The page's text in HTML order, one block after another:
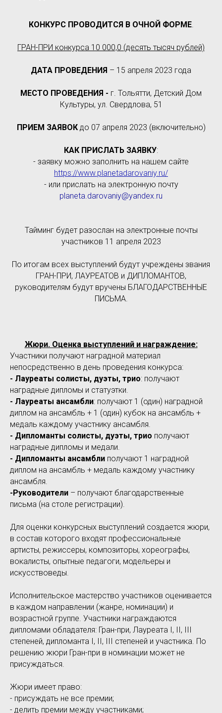
КОНКУРС ПРОВОДИТСЯ В ОЧНОЙ ФОРМЕ.
ГРАН-ПРИ конкурса 10 000,0 (десять тысяч рублей)
ДАТА ПРОВЕДЕНИЯ – 15 апреля 2023 года
МЕСТО ПРОВЕДЕНИЯ - г. Тольятти, Детский Дом
Культуры, ул. Свердлова, 51
ПРИЕМ ЗАЯВОКдо 07 апреля 2023 (включительно)
КАК ПРИСЛАТЬ ЗАЯВКУ:
- заявку можно заполнить на нашем сайте
https://www.planetadarovaniy.ru/
- или прислать на электронную почту
planeta.darovaniy@yandex.ru
Тайминг будет разослан на электронные почты
участников 11 апреля 2023
По итогам всех выступлений будут учреждены звания
ГРАН-ПРИ, ЛАУРЕАТОВ и ДИПЛОМАНТОВ,
руководителям будут вручены БЛАГОДАРСТВЕННЫЕ
ПИСЬМА.
Жюри. Оценка выступлений и награждение:
Участники получают наградной материал
непосредственно в день проведения конкурса:
- Лауреаты солисты, дуэты, трио: получают
наградные дипломы и статуэтки.
- Лауреаты ансамбли: получают 1 (один) наградной
диплом на ансамбль + 1 (один) кубок на ансамбль +
медаль каждому участнику ансамбля.
- Дипломанты солисты, дуэты, трио получают
наградные дипломы и медали.
- Дипломанты ансамбли получают 1 наградной
диплом на ансамбль + медаль каждому участнику
ансамбля.
-Руководители – получают благодарственные
письма (на столе регистрации).
Для оценки конкурсных выступлений создается жюри,
в состав которого входят профессиональные
артисты, режиссеры, композиторы, хореографы,
вокалисты, опытные педагоги, модельеры и
искусствоведы.
Исполнительское мастерство участников оценивается
в каждом направлении (жанре, номинации) и
возрастной группе. Участники награждаются
дипломами обладателя: Гран-при, Лауреата I, II, III
степеней, дипломанта I, II, III степеней и участника. По
решению жюри Гран-при в номинации может не
присуждаться.
Жюри имеет право:
- присуждать не все премии;
- делить премии между участниками;